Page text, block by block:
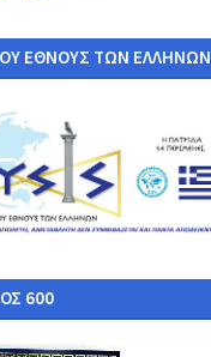
ΕΘΝΟΥΣ ΤΩΝ ΕΛΛΗΝΩΝ
600